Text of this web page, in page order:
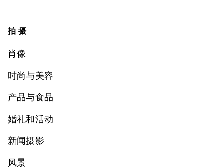
拍摄
肖像
时尚与美容
产品与食品
婚礼和活动
新闻摄影
风景